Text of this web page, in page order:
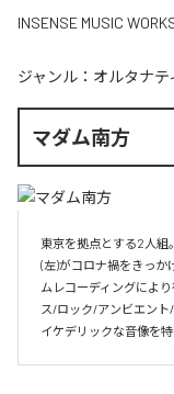
INSENSE MUSIC
ジャンル： オルタナテ
マダム南方
東京を拠点とする2人組
(左)がコロナ禍をきっか
ムレコーディングによ
ス/ロック/アンビエン
イケデリックな音像を特